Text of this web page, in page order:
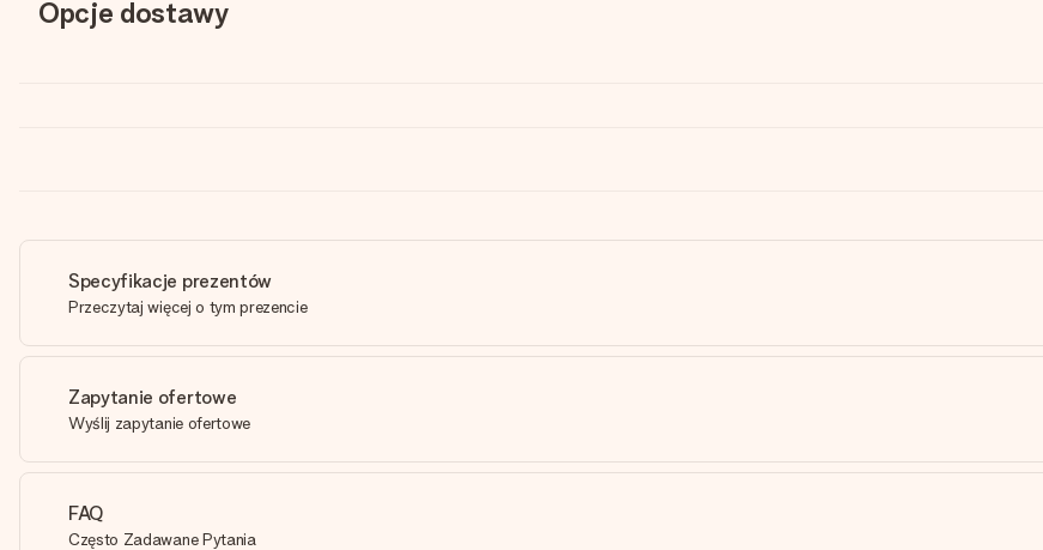
Opcje dostawy
Specyfikacje prezentów
Przeczytaj więcej o tym prezencie
Zapytanie ofertowe
Wyślij zapytanie ofertowe
FAQ
Często Zadawane Pytania